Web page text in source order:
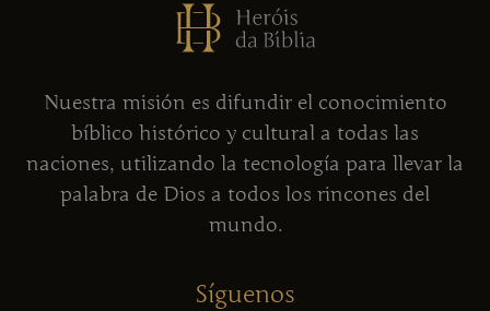
Nuestra misión es difundir el conocimiento
bíblico histórico y cultural a todas las
naciones, utilizando la tecnología para llevar la
palabra de Dios a todos los rincones del
mundo.
Síguenos